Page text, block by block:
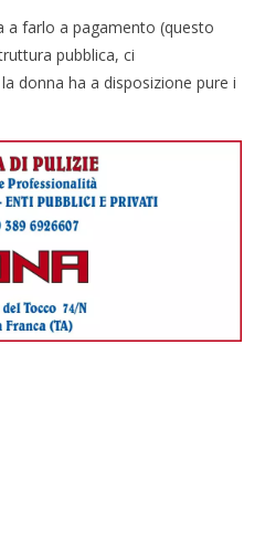
a farlo a pagamento (questo
pubblica, ci
donna ha a disposizione pure i